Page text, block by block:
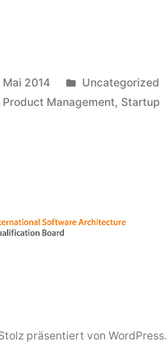
Mai 2014
Veröffentlicht
unter
Uncategorized
Product Management, Startup
präsentiert von WordPress.